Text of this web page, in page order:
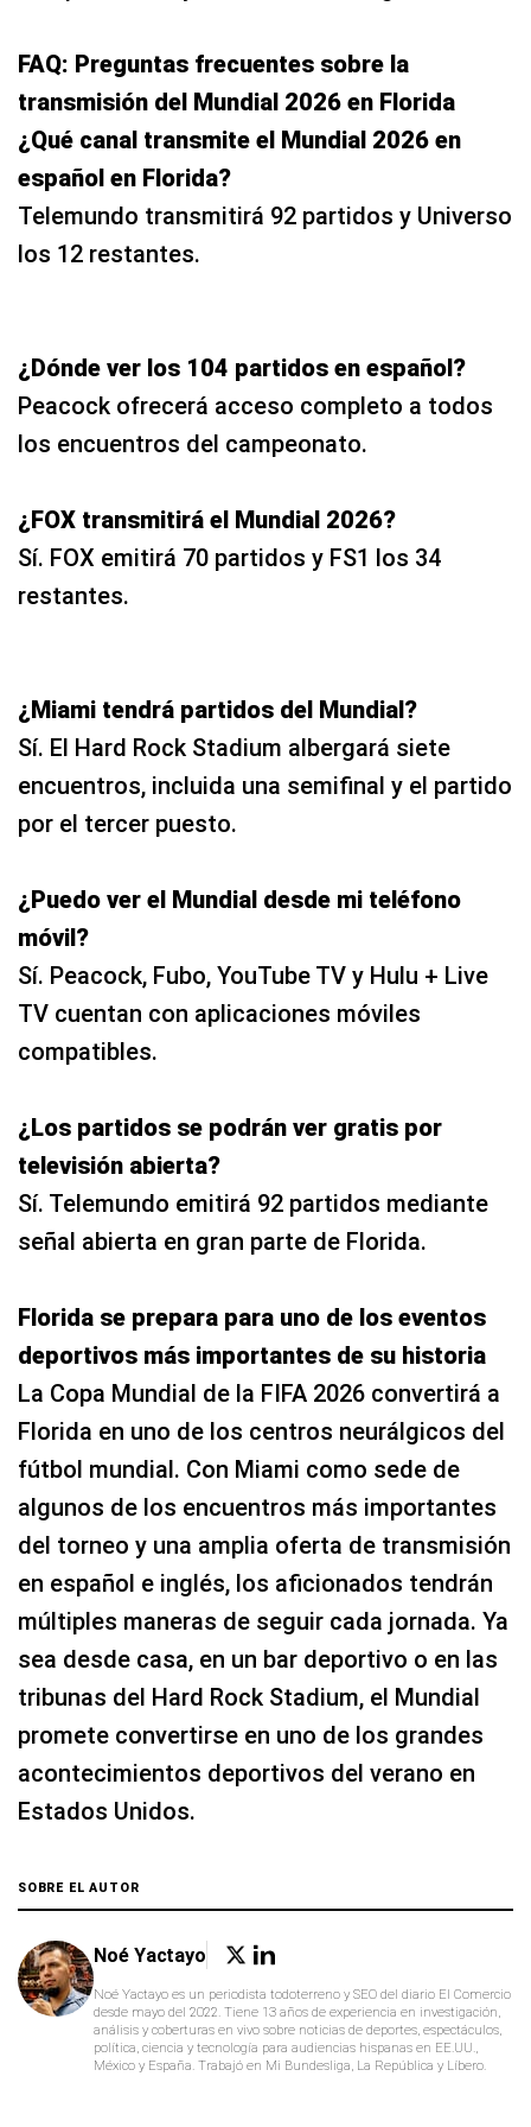
FAQ: Preguntas frecuentes sobre la
transmisión del Mundial 2026 en Florida
¿Qué canal transmite el Mundial 2026 en
español en Florida?
Telemundo transmitirá 92 partidos y Universo
los 12 restantes.
¿Dónde ver los 104 partidos en español?
Peacock ofrecerá acceso completo a todos
los encuentros del campeonato.
¿FOX transmitirá el Mundial 2026?
Sí. FOX emitirá 70 partidos y FS1 los 34
restantes.
¿Miami tendrá partidos del Mundial?
Sí. El Hard Rock Stadium albergará siete
encuentros, incluida una semifinal y el partido
por el tercer puesto.
¿Puedo ver el Mundial desde mi teléfono
móvil?
Sí. Peacock, Fubo, YouTube TV y Hulu + Live
TV cuentan con aplicaciones móviles
compatibles.
¿Los partidos se podrán ver gratis por
televisión abierta?
Sí. Telemundo emitirá 92 partidos mediante
señal abierta en gran parte de Florida.
Florida se prepara para uno de los eventos
deportivos más importantes de su historia
La Copa Mundial de la FIFA 2026 convertirá a
Florida en uno de los centros neurálgicos del
fútbol mundial. Con Miami como sede de
algunos de los encuentros más importantes
del torneo y una amplia oferta de transmisión
en español e inglés, los aficionados tendrán
múltiples maneras de seguir cada jornada. Ya
sea desde casa, en un bar deportivo o en las
tribunas del Hard Rock Stadium, el Mundial
promete convertirse en uno de los grandes
acontecimientos deportivos del verano en
Estados Unidos.
SOBRE EL AUTOR
Noé Yactayo
Noé Yactayo es un periodista todoterreno y SEO del diario El Comercio
desde mayo del 2022. Tiene 13 años de experiencia en investigación,
análisis y coberturas en vivo sobre noticias de deportes, espectáculos,
política, ciencia y tecnología para audiencias hispanas en EE.UU.,
México y España. Trabajó en Mi Bundesliga, La República y Líbero.